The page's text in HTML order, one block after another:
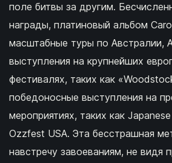
поле битвы за другим.
награды, платиновый альбом
масштабные туры по Австралии,
выступления на крупнейших
фестивалях, таких как
победоносные выступления на
мероприятиях, таких как
Ozzfest USA. Эта бесстрашная
навстречу завоеваниям, не видя